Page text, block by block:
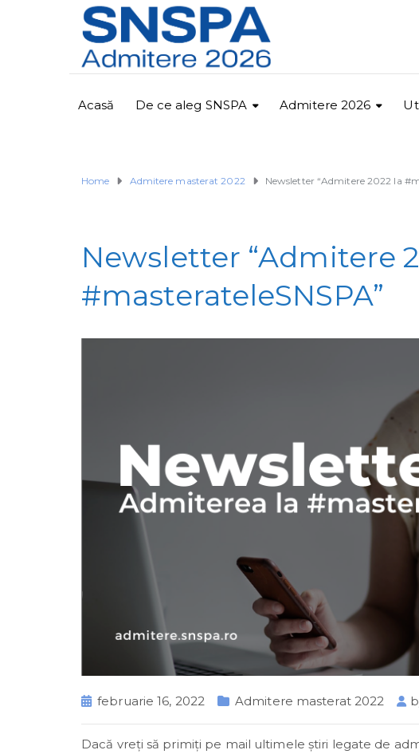
Acasă De ce aleg SNSPA Admitere 2026
Home Admitere masterat 2022 Newsletter “Admitere 2022 la
Newsletter “Admitere
#masterateleSNSPA”
februarie 16, 2022 Admitere masterat 2022
Dacă vreţi să primiţi pe mail ultimele știri legate de